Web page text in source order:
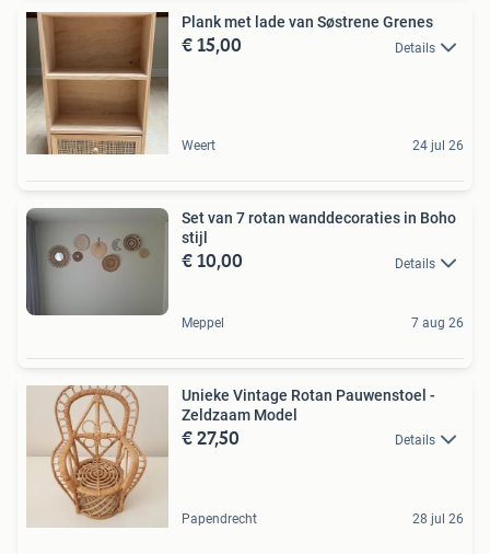
Plank met lade van Søstrene Grenes
€ 15,00 Details
Weert 24 jul 26
Set van 7 rotan wanddecoraties in Boho
stijl
€ 10,00 Details
Meppel 7 aug 26
Unieke Vintage Rotan Pauwenstoel -
Zeldzaam Model
€ 27,50 Details
Papendrecht 28 jul 26